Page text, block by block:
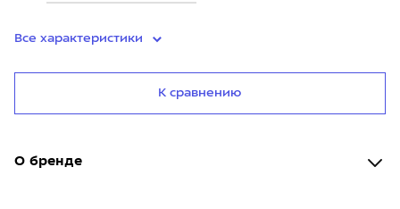
Все характеристики
К сравнению
О бренде